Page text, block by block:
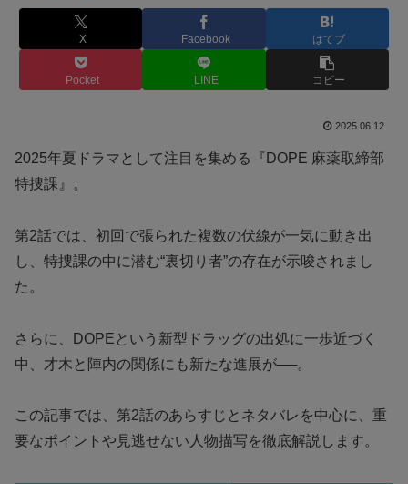
X Facebook はてブ
Pocket LINE コピー
2025.06.12
2025年夏ドラマとして注目を集める『DOPE 麻薬取締部
特捜課』。
第2話では、初回で張られた複数の伏線が一気に動き出
し、特捜課の中に潜む“裏切り者”の存在が示唆されまし
た。
さらに、DOPEという新型ドラッグの出処に一歩近づく
中、才木と陣内の関係にも新たな進展が──。
この記事では、第2話のあらすじとネタバレを中心に、重
要なポイントや見逃せない人物描写を徹底解説します。